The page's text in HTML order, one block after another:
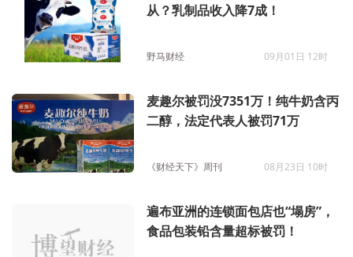
从？乳制品收入降7成！
野马财经 09月01日 12时
麦趣尔被罚没7351万！纯牛奶含丙
二醇，法定代表人被罚71万
《财经天下》周刊 08月23日 10时
遍布亚洲的连锁面包店也“塌房”，
食品包装铅含量超标被罚！